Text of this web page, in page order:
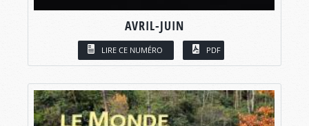
AVRIL-JUIN
LIRE CE NUMÉRO PDF